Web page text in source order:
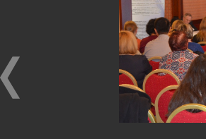
Изменения в
налоговом
Обязательное
медицинское